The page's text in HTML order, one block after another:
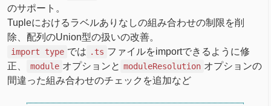
のサポート。
Tupleにおけるラベルありなしの組み合わせの制限を削
除、配列のUnion型の扱いの改善。
import type では .ts ファイルをimportできるように修
正、
module オプションと moduleResolution オプションの
間違った組み合わせのチェックを追加など